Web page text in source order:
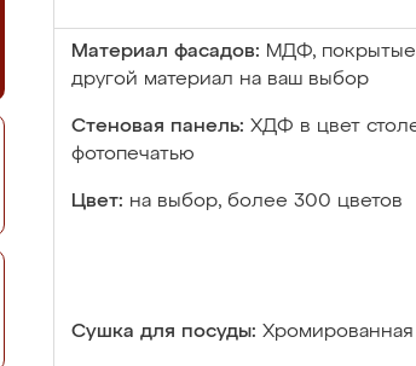
Материал фасадов: МДФ,
другой материал на ваш выбор
Стеновая панель: ХДФ в цвет
фотопечатью
Цвет: на выбор, более 300 цветов
Сушка для посуды: Хромированная